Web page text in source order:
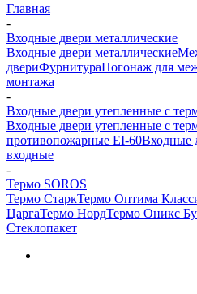
Главная
-
Входные двери металлические
Входные двери металлические
двериФурнитураПогонаж для
монтажа
-
Входные двери утепленные с
Входные двери утепленные с
противопожарные EI-60Входные
входные
-
Термо SOROS
Термо СтаркТермо Оптима
ЦаргаТермо НордТермо Оникс
Стеклопакет